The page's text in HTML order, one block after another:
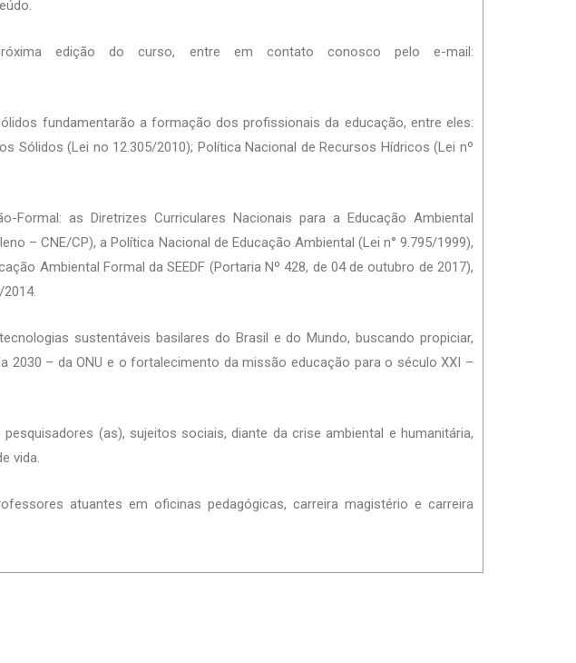
edição do curso, entre em contato conosco pelo e-mail:
fundamentarão a formação dos profissionais da educação, entre eles:
Sólidos (Lei no 12.305/2010); Política Nacional de Recursos Hídricos (Lei nº
as Diretrizes Curriculares Nacionais para a Educação Ambiental
– CNE/CP), a Política Nacional de Educação Ambiental (Lei n° 9.795/1999),
Ambiental Formal da SEEDF (Portaria Nº 428, de 04 de outubro de 2017),
sustentáveis basilares do Brasil e do Mundo, buscando propiciar,
2030 – da ONU e o fortalecimento da missão educação para o século XXI –
(as), sujeitos sociais, diante da crise ambiental e humanitária,
vida.
atuantes em oficinas pedagógicas, carreira magistério e carreira